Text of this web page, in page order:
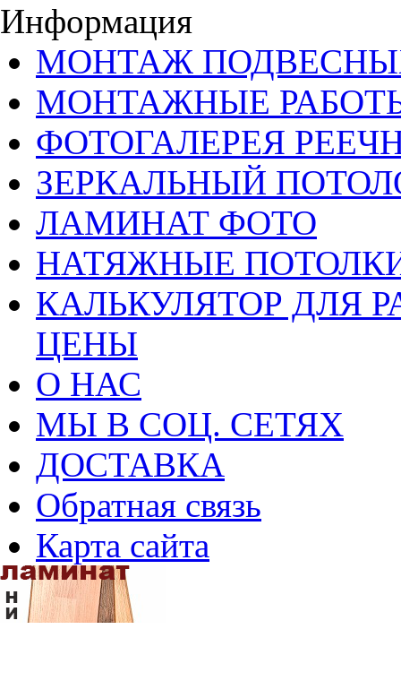
Информация
МОНТАЖ ПОДВЕСНЫХ
МОНТАЖНЫЕ
ФОТОГАЛЕРЕЯ
ЗЕРКАЛЬНЫЙ
ЛАМИНАТ ФОТО
НАТЯЖНЫЕ
КАЛЬКУЛЯТОР ДЛЯ
ЦЕНЫ
О НАС
МЫ В СОЦ. СЕТЯХ
ДОСТАВКА
Обратная связь
Карта сайта